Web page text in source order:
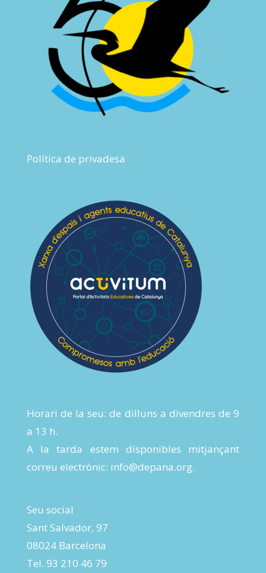
Política de privadesa
Horari de la seu: de dilluns a divendres de 9
a 13 h.
A la tarda estem disponibles mitjançant
correu electrònic: info@depana.org.
Seu social
Sant Salvador, 97
08024 Barcelona
Tel. 93 210 46 79